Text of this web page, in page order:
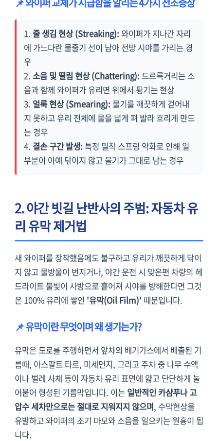
1. 줄 생김 현상 (Streaking): 와이퍼가 지나간 자리
에 가느다란 물줄기 선이 남아 전방 시야를 가리는 경
우
2. 소음 및 떨림 현상 (Chattering): 드르륵거리는 소
음과 함께 와이퍼가 유리면 위에서 튕기는 현상
3. 얼룩 현상 (Smearing): 물기를 깨끗하게 걷어내
지 못하고 유리 전체에 물을 넓게 펴 발라 흐리게 만드
는 경우
4. 결손 구간 발생: 특정 밀착 스프링 약화로 인해 일
부분이 아예 닦이지 않고 물기가 그대로 남는 경우
2. 야간 빗길 난반사의 주범: 자동차 유
리 유막 제거법
새 와이퍼를 장착했음에도 불구하고 유리가 깨끗하게 닦이
지 않고 물방울이 번지거나, 야간 운전 시 맞은편 차량의 헤
드라이트 불빛이 사방으로 흩어져 시야를 방해한다면 그것
은 100% 유리에 쌓인 '유막(Oil Film)' 때문입니다.
📌 유막이란 무엇이며 왜 생기는가?
유막은 도로를 주행하면서 앞차의 배기가스에서 배출된 기
름때, 아스팔트 타르, 미세먼지, 그리고 주차 중 나무 수액
이나 벌레 사체 등이 자동차 유리 표면에 얇고 단단하게 눌
어붙어 형성된 기름막입니다. 이는 일반적인 카샴푸나 고
압수 세차만으로는 절대로 지워지지 않으며, 수막현상을
유발하고 와이퍼의 조기 마모와 소음을 일으키는 원흉이 됩
니다.